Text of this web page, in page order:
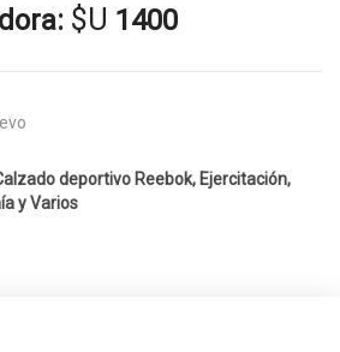
$U 1400
deportivo Reebok, Ejercitación,
y Varios